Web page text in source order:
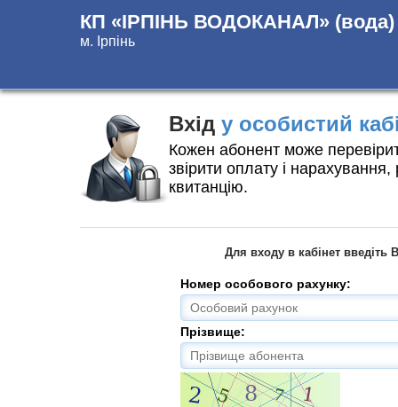
КП «ІРПІНЬ ВОДОКАНАЛ» (вода)
м. Ірпінь
Вхід у особистий
Кожен абонент може
звірити оплату і нарахування,
квитанцію.
Для входу в кабінет введіть
Номер особового рахунку:
Прізвище: